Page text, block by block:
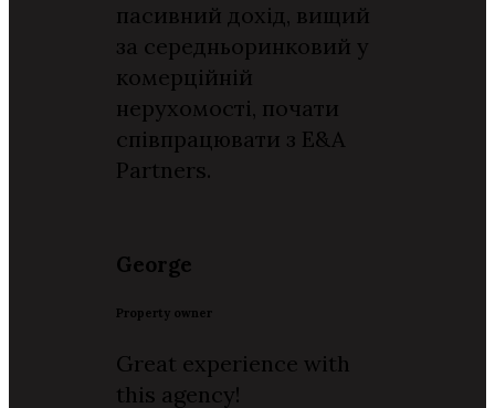
пасивний дохід, вищий
за середньоринковий у
комерційній
нерухомості, почати
співпрацювати з E&A
Partners.
George
Property owner
Great experience with
this agency!